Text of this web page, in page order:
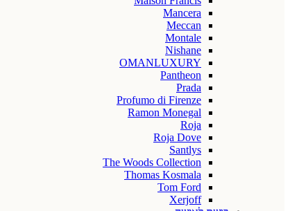
Mancera
Meccan
Montale
Nishane
OMANLUXURY
Pantheon
Prada
Profumo di Firenze
Ramon Monegal
Roja
Roja Dove
Santlys
The Woods Collection
Thomas Kosmala
Tom Ford
Xerjoff